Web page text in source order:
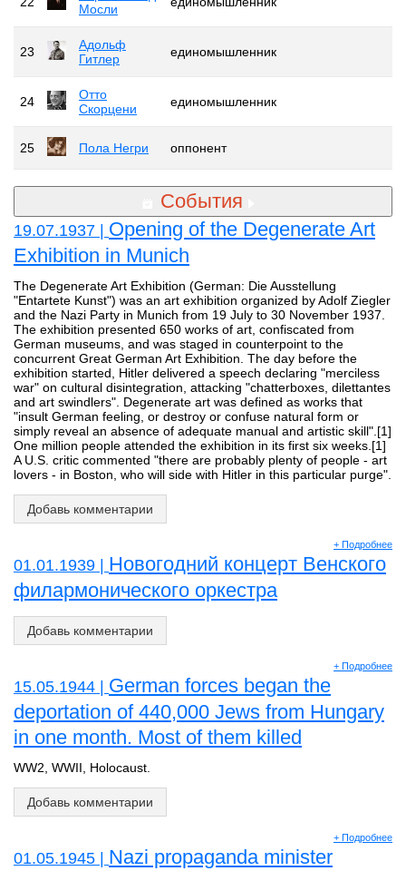
Мосли
23
Адольф
Гитлер
единомышленник
24
Отто
Скорцени
единомышленник
25 Пола Негри оппонент
События
19.07.1937 | Opening of the Degenerate Art
Exhibition in Munich
The Degenerate Art Exhibition (German: Die Ausstellung
"Entartete Kunst") was an art exhibition organized by Adolf Ziegler
and the Nazi Party in Munich from 19 July to 30 November 1937.
The exhibition presented 650 works of art, confiscated from
German museums, and was staged in counterpoint to the
concurrent Great German Art Exhibition. The day before the
exhibition started, Hitler delivered a speech declaring "merciless
war" on cultural disintegration, attacking "chatterboxes, dilettantes
and art swindlers". Degenerate art was defined as works that
"insult German feeling, or destroy or confuse natural form or
simply reveal an absence of adequate manual and artistic skill".[1]
One million people attended the exhibition in its first six weeks.[1]
A U.S. critic commented "there are probably plenty of people - art
lovers - in Boston, who will side with Hitler in this particular purge".
Добавь комментарии
+ Подробнее
01.01.1939 | Новогодний концерт Венского
филармонического оркестра
Добавь комментарии
+ Подробнее
15.05.1944 | German forces began the
deportation of 440,000 Jews from Hungary
in one month. Most of them killed
WW2, WWII, Holocaust.
Добавь комментарии
+ Подробнее
01.05.1945 | Nazi propaganda minister